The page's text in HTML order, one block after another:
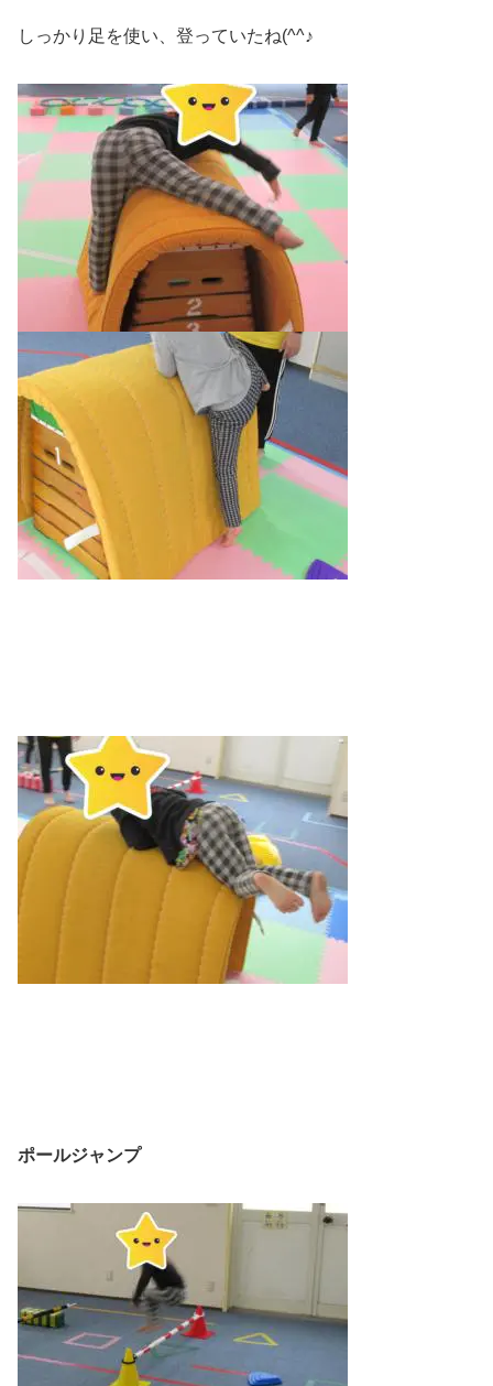
しっかり足を使い、登っていたね(^^♪
ポールジャンプ